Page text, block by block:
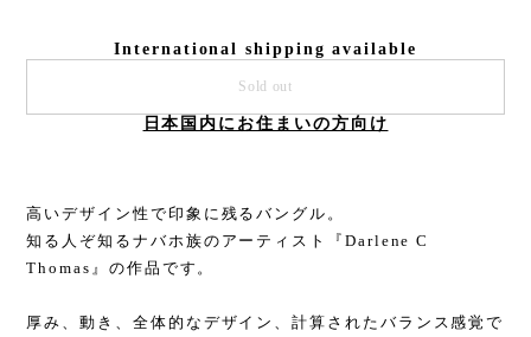
International shipping available
Sold out
日本国内にお住まいの方向け
高いデザイン性で印象に残るバングル。
知る人ぞ知るナバホ族のアーティスト『Darlene C
Thomas』の作品です。
厚み、動き、全体的なデザイン、計算されたバランス感覚で